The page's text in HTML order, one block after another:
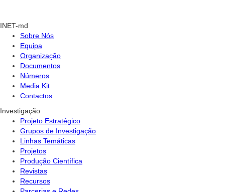
INET-md
Sobre Nós
Equipa
Organização
Documentos
Números
Media Kit
Contactos
Investigação
Projeto Estratégico
Grupos de Investigação
Linhas Temáticas
Projetos
Produção Científica
Revistas
Recursos